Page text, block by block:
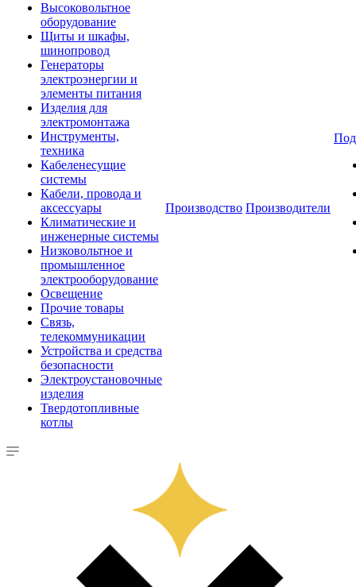
Высоковольтное
оборудование
Щиты и шкафы,
шинопровод
Генераторы
электроэнергии и
элементы питания
Изделия для
электромонтажа
Инструменты,
техника
Кабеленесущие
системы
Кабели, провода и
аксессуары
Климатические и
инженерные системы
Низковольтное и
промышленное
электрооборудование
Освещение
Прочие товары
Связь,
телекоммуникации
Устройства и средства
безопасности
Электроустановочные
изделия
Твердотопливные
котлы
Производство Производители